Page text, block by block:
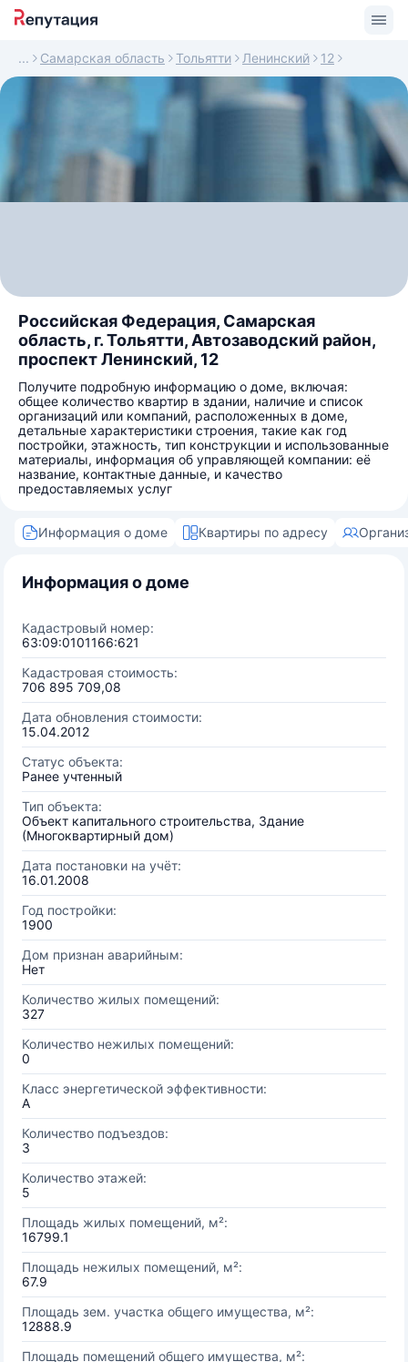
Самарская область Тольятти Ленинский 12
Российская Федерация, Самарская
область, г. Тольятти, Автозаводский район,
проспект Ленинский, 12
Получите подробную информацию о доме, включая:
общее количество квартир в здании, наличие и список
организаций или компаний, расположенных в доме,
детальные характеристики строения, такие как год
постройки, этажность, тип конструкции и использованные
материалы, информация об управляющей компании: её
название, контактные данные, и качество
предоставляемых услуг
Информация о доме Квартиры по адресу
Информация о доме
Кадастровый номер:
63:09:0101166:621
Кадастровая стоимость:
706 895 709,08
Дата обновления стоимости:
15.04.2012
Статус объекта:
Ранее учтенный
Тип объекта:
Объект капитального строительства, Здание
(Многоквартирный дом)
Дата постановки на учёт:
16.01.2008
Год постройки:
1900
Дом признан аварийным:
Нет
Количество жилых помещений:
327
Количество нежилых помещений:
0
Класс энергетической эффективности:
A
Количество подъездов:
3
Количество этажей:
5
Площадь жилых помещений, м²:
16799.1
Площадь нежилых помещений, м²:
67.9
Площадь зем. участка общего имущества, м²:
12888.9
Площадь помещений общего имущества, м²: